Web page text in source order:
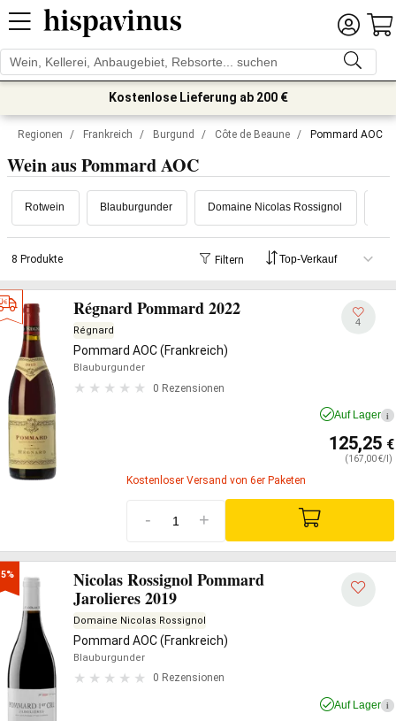
Kostenlose Lieferung ab 200 €
Regionen / Frankreich / Burgund / Côte de Beaune / Pommard AOC
Wein aus Pommard AOC
Rotwein Blauburgunder Domaine Nicolas Rossignol
8 Produkte Filtern
Régnard Pommard 2022
Régnard
Pommard AOC (Frankreich)
Blauburgunder
0 Rezensionen
4
Auf Lager i
125,25 €
(167,00 €/l)
Kostenloser Versand von 6er Paketen
- +
Nicolas Rossignol Pommard
Jarolieres 2019
Domaine Nicolas Rossignol
Pommard AOC (Frankreich)
Blauburgunder
0 Rezensionen
Auf Lager i